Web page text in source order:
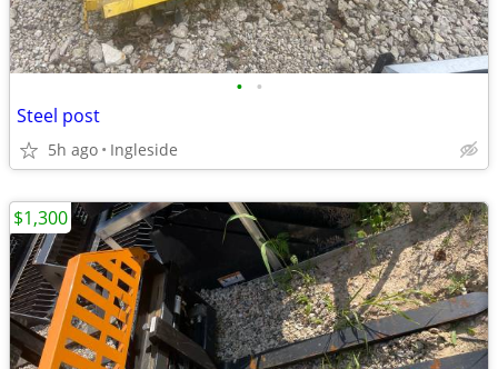
• •
Steel post
5h ago Ingleside
$1,300